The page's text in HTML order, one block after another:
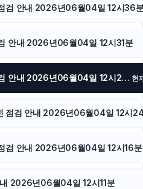
서초하수구막힘
대전이혼전문변호사
인천하수구막힘
검 안내 2026년06월04일 12시36
안내 2026년06월04일 12시31분
숭실대연습실 이용 전 점검 안내 2026년06월04일 12시27분 현
점검 안내 2026년06월04일 12시
검 안내 2026년06월04일 12시16분
2026년06월04일 12시11분